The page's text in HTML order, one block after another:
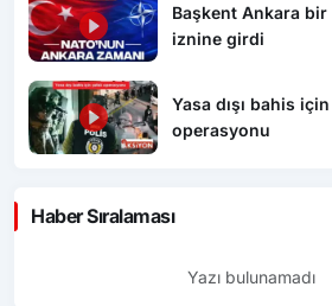
Başkent Ankara bir
iznine girdi
Yasa dışı bahis
operasyonu
Haber Sıralaması
Yazı bulunamadı